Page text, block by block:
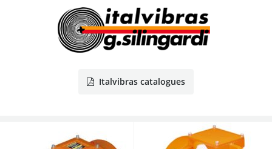
Italvibras catalogues